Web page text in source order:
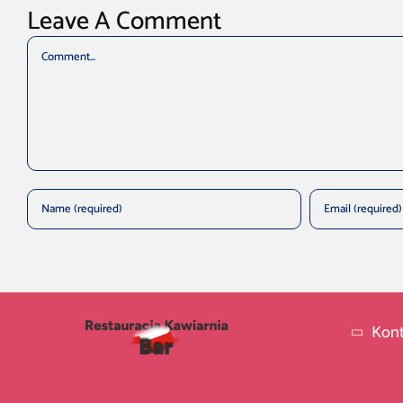
Leave A Comment
Comment